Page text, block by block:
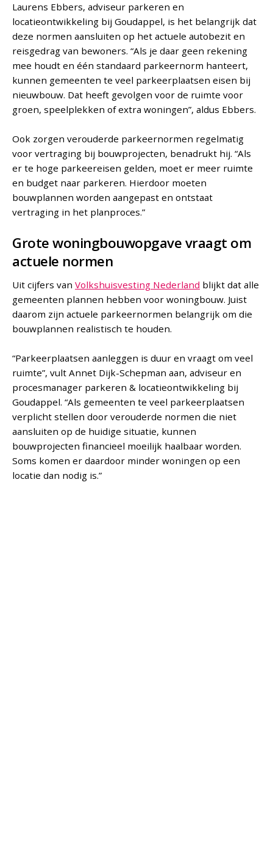
Laurens Ebbers, adviseur parkeren en
locatieontwikkeling bij Goudappel, is het belangrijk dat
deze normen aansluiten op het actuele autobezit en
reisgedrag van bewoners. “Als je daar geen rekening
mee houdt en één standaard parkeernorm hanteert,
kunnen gemeenten te veel parkeerplaatsen eisen bij
nieuwbouw. Dat heeft gevolgen voor de ruimte voor
groen, speelplekken of extra woningen”, aldus Ebbers.
Ook zorgen verouderde parkeernormen regelmatig
voor vertraging bij bouwprojecten, benadrukt hij. “Als
er te hoge parkeereisen gelden, moet er meer ruimte
en budget naar parkeren. Hierdoor moeten
bouwplannen worden aangepast en ontstaat
vertraging in het planproces.”
Grote woningbouwopgave vraagt om
actuele normen
Uit cijfers vanVolkshuisvesting Nederland blijkt dat alle
gemeenten plannen hebben voor woningbouw. Juist
daarom zijn actuele parkeernormen belangrijk om die
bouwplannen realistisch te houden.
“Parkeerplaatsen aanleggen is duur en vraagt om veel
ruimte”, vult Annet Dijk-Schepman aan, adviseur en
procesmanager parkeren & locatieontwikkeling bij
Goudappel. “Als gemeenten te veel parkeerplaatsen
verplicht stellen door verouderde normen die niet
aansluiten op de huidige situatie, kunnen
bouwprojecten financieel moeilijk haalbaar worden.
Soms komen er daardoor minder woningen op een
locatie dan nodig is.”